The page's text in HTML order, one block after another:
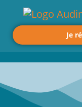
Je